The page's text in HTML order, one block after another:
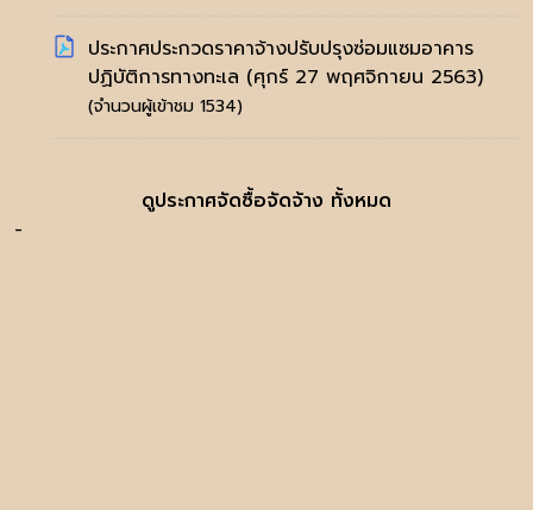
ประกาศประกวดราคาจ้างปรับปรุงซ่อมแซมอาคาร
ปฏิบัติการทางทะเล (ศุกร์ 27 พฤศจิกายน 2563)
(จำนวนผู้เข้าชม 1534)
ดูประกาศจัดซื้อจัดจ้าง ทั้งหมด
-